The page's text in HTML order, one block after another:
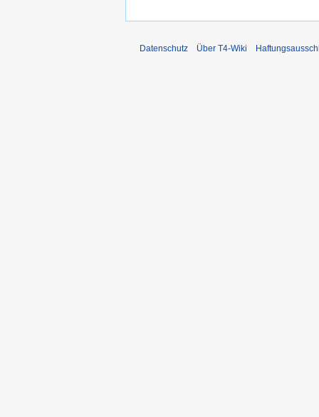
Datenschutz Über T4-Wiki